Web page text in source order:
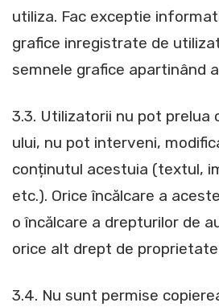
utiliza. Fac exceptie
grafice inregistrate de
semnele grafice apartinând
3.3. Utilizatorii nu pot prelua
ului, nu pot interveni,
conținutul acestuia (textul,
etc.). Orice încălcare a
o încălcare a drepturilor de
orice alt drept de
3.4. Nu sunt permise